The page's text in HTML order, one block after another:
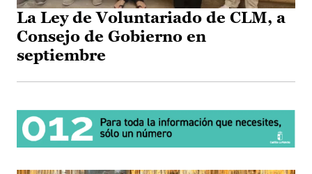
La Ley de Voluntariado de CLM, a
Consejo de Gobierno en
septiembre